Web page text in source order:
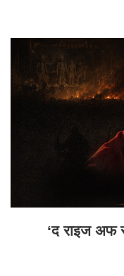
‘द राइज अफ